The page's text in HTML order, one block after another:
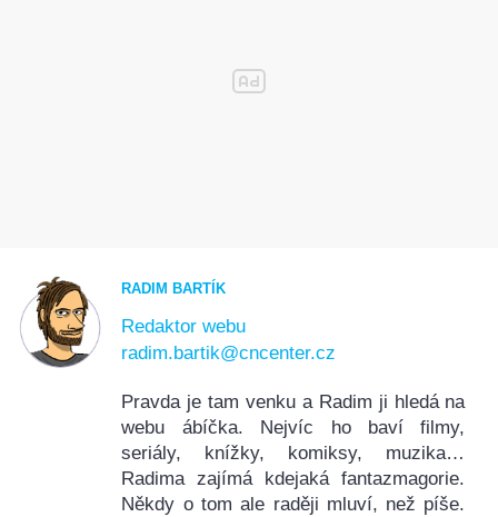
RADIM BARTÍK
Redaktor webu
radim.bartik@cncenter.cz
Pravda je tam venku a Radim ji hledá na
webu ábíčka. Nejvíc ho baví filmy,
seriály, knížky, komiksy, muzika…
Radima zajímá kdejaká fantazmagorie.
Někdy o tom ale raději mluví, než píše.